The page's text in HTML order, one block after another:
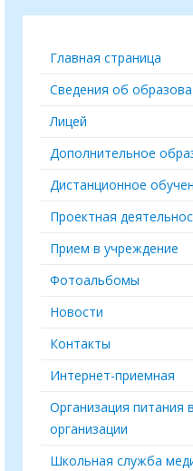
Главная страница
Сведения об
Лицей
Дополнительное
Дистанционное
Проектная
Прием в учреждение
Фотоальбомы
Новости
Контакты
Интернет-приемная
Организация питания
организации
Школьная служба